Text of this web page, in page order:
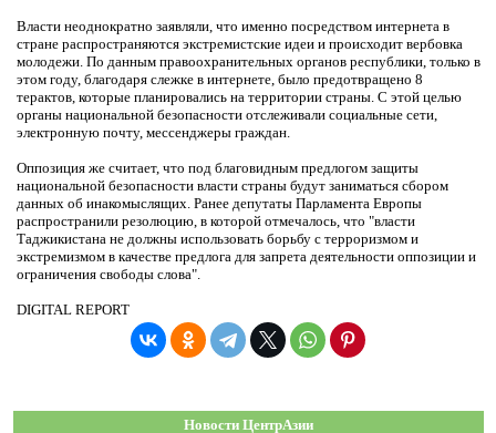
Власти неоднократно заявляли, что именно посредством интернета в
стране распространяются экстремистские идеи и происходит вербовка
молодежи. По данным правоохранительных органов республики, только в
этом году, благодаря слежке в интернете, было предотвращено 8
терактов, которые планировались на территории страны. С этой целью
органы национальной безопасности отслеживали социальные сети,
электронную почту, мессенджеры граждан.
Оппозиция же считает, что под благовидным предлогом защиты
национальной безопасности власти страны будут заниматься сбором
данных об инакомыслящих. Ранее депутаты Парламента Европы
распространили резолюцию, в которой отмечалось, что "власти
Таджикистана не должны использовать борьбу с терроризмом и
экстремизмом в качестве предлога для запрета деятельности оппозиции и
ограничения свободы слова".
DIGITAL REPORT
Новости ЦентрАзии